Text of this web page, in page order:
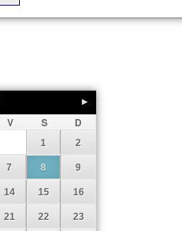
V S D
1 2
7 8 9
14 15 16
21 22 23